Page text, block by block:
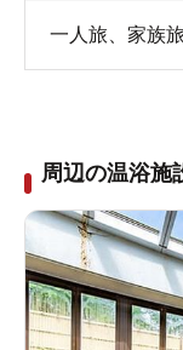
一人旅 家族
周辺の温浴施